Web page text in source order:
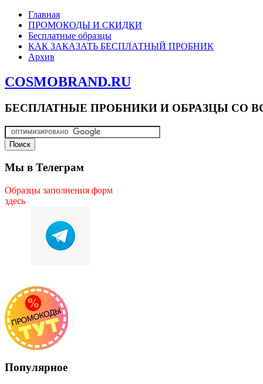
Главная
ПРОМОКОДЫ И СКИДКИ
Бесплатные образцы
КАК ЗАКАЗАТЬ БЕСПЛАТНЫЙ ПРОБНИК
Архив
COSMOBRAND.RU
БЕСПЛАТНЫЕ ПРОБНИКИ И ОБРАЗЦЫ СО
Мы в Телеграм
Образцы заполнения форм
здесь
Популярное